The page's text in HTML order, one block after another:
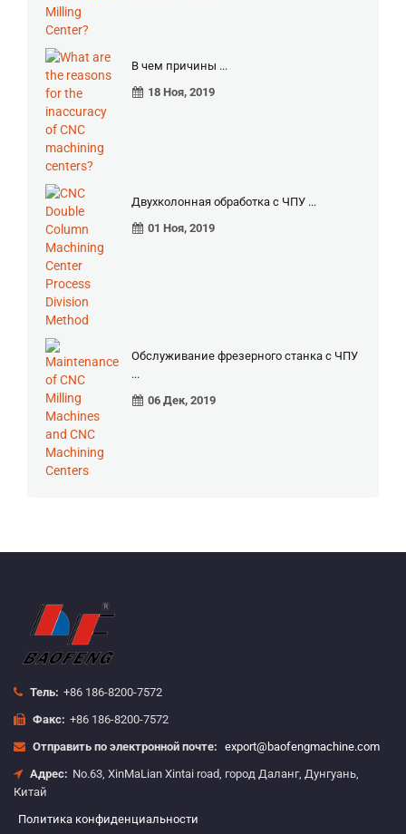
В чем причины ...
18 Ноя, 2019
Двухколонная обработка с ЧПУ ...
01 Ноя, 2019
Обслуживание фрезерного станка с ЧПУ
...
06 Дек, 2019
Тель: +86 186-8200-7572
Факс: +86 186-8200-7572
Отправить по электронной почте: export@baofengmachine.com
Адрес: No.63, XinMaLian Xintai road, город Даланг, Дунгуань,
Китай
Политика конфиденциальности